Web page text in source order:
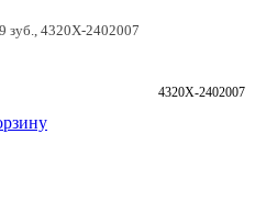
зуб., 4320Х-2402007
4320Х-2402007